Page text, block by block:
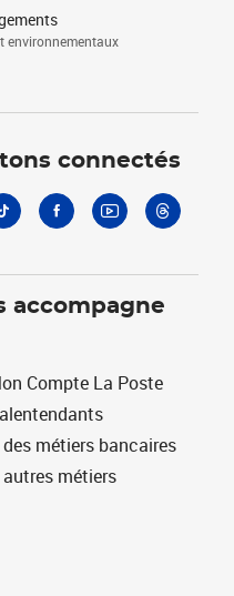
environnementaux
connectés
accompagne
Compte La Poste
métiers bancaires
métiers